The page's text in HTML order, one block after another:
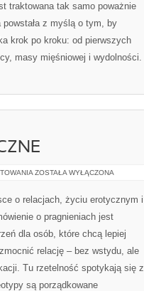
traktowana tak samo poważnie
z myślą o tym, by
krok po kroku: od pierwszych
masy mięśniowej i wydolności.
FANTAZJE
EROTYCZNE
ZOSTAŁA WYŁĄCZONA
o relacjach, życiu erotycznym i
o pragnieniach jest
dla osób, które chcą lepiej
relację – bez wstydu, ale
Tu rzetelność spotykają się z
są porządkowane